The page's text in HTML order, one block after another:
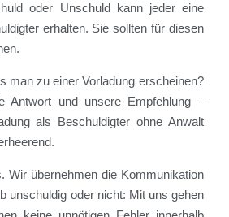
oder Unschuld kann jeder eine
erhalten. Sie sollten für diesen
man zu einer Vorladung erscheinen?
Antwort und unsere Empfehlung –
als Beschuldigter ohne Anwalt
Wir übernehmen die Kommunikation
unschuldig oder nicht: Mit uns gehen